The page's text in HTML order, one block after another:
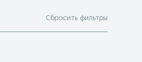
Сбросить фильтры